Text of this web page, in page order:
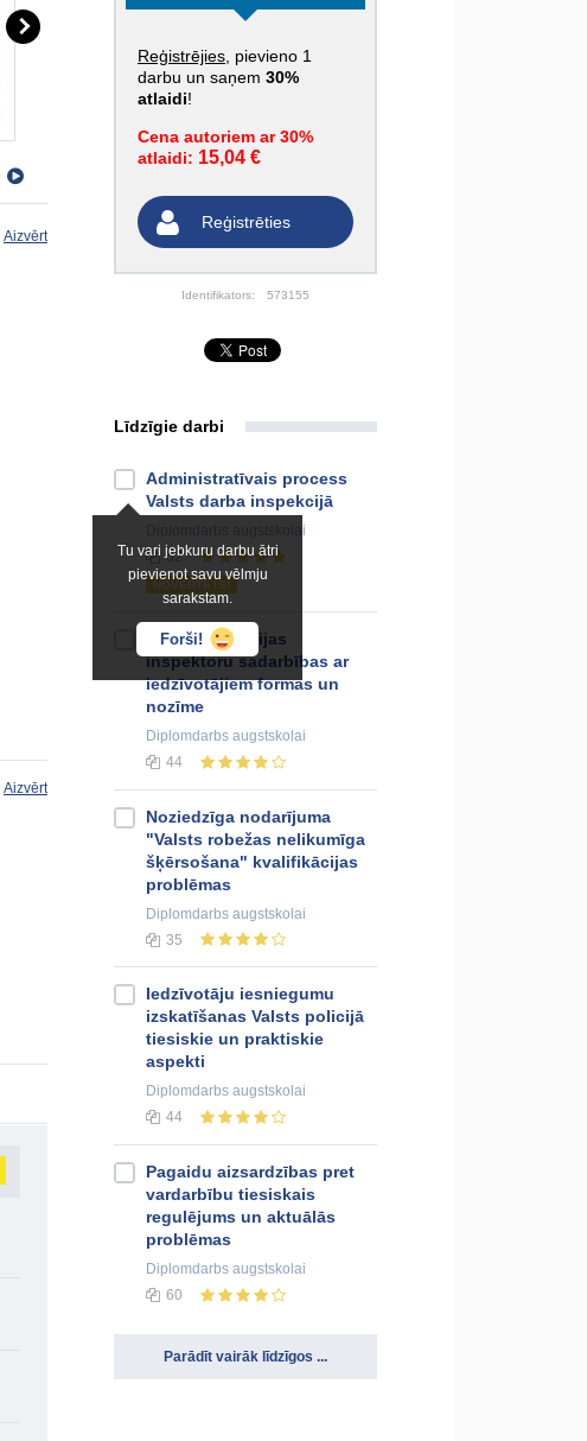
Reģistrējies , pievieno 1
darbu un saņem 30%
atlaidi!
Cena autoriem ar 30%
atlaidi: 15,04 €
Reģistrēties
Identifikators: 573155
Aizvērt
Aizvērt
Līdzīgie darbi
Tu vari jebkuru darbu ātri
pievienot savu vēlmju
sarakstam.
Forši!
Administratīvais process
Valsts darba inspekcijā
augstskolai
52
NOVĒRTĒTS!
Kārtības policijas
inspektoru sadarbības ar
iedzīvotājiem formas un
nozīme
Diplomdarbs augstskolai
44
Noziedzīga nodarījuma
"Valsts robežas nelikumīga
šķērsošana" kvalifikācijas
problēmas
Diplomdarbs augstskolai
35
Iеdzīvotāju iesniegumu
izskatīšanas Valsts policijā
tiеsiskie un prаktiskiе
аspеkti
Diplomdarbs augstskolai
44
Pagaidu aizsardzības pret
vardarbību tiesiskais
regulējums un aktuālās
problēmas
Diplomdarbs augstskolai
60
Parādīt vairāk līdzīgos ...